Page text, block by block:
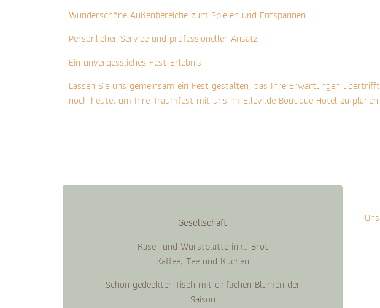
Wunderschöne Außenbereiche zum Spielen und Entspannen
Persönlicher Service und professioneller Ansatz
Ein unvergessliches Fest-Erlebnis
Lassen Sie uns gemeinsam ein Fest gestalten, das Ihre Erwartungen
noch heute, um Ihre Traumfest mit uns im Ellevilde Boutique Hotel zu
Gesellschaft
Käse- und Wurstplatte inkl. Brot
Kaffee, Tee und Kuchen
Schön gedeckter Tisch mit einfachen Blumen der
Saison